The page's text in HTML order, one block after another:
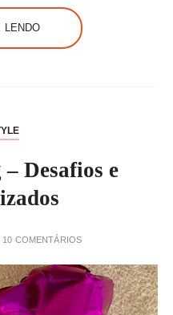
LENDO
– Desafios e
10 COMENTÁRIOS